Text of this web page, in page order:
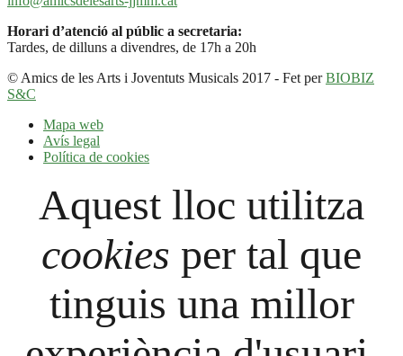
Horari d’atenció al públic a secretaria:
Tardes, de dilluns a divendres, de 17h a 20h
© Amics de les Arts i Joventuts Musicals 2017 - Fet perBIOBIZ
S&C
Mapa web
Avís legal
Política de cookies
Aquest lloc utilitza
cookies per tal que
tinguis una millor